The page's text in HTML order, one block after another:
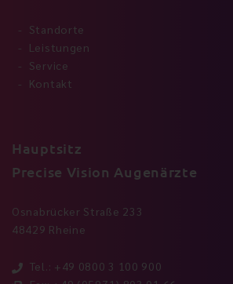
Standorte
Leistungen
Service
Kontakt
Hauptsitz
Precise Vision Augenärzte
Osnabrücker Straße 233
48429 Rheine
Tel.: +49 0800 3 100 900